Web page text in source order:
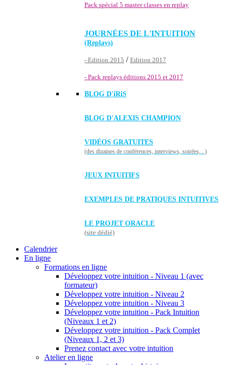
Pack spécial 5 master classes en replay
JOURNÉES DE L'INTUITION
(Replays)
- Edition 2015 / Edition 2017
- Pack replays éditions 2015 et 2017
BLOG D'iRiS
BLOG D'ALEXIS CHAMPION
VIDÉOS GRATUITES
(des dizaines de conférences, interviews, soirées,...)
JEUX INTUITIFS
EXEMPLES DE PRATIQUES INTUITIVES
LE PROJET ORACLE
(site dédié)
Calendrier
En ligne
Formations en ligne
Développez votre intuition - Niveau 1 (avec
formateur)
Développez votre intuition - Niveau 2
Développez votre intuition - Niveau 3
Développez votre intuition - Pack Intuition
(Niveaux 1 et 2)
Développez votre intuition - Pack Complet
(Niveaux 1, 2 et 3)
Prenez contact avec votre intuition
Atelier en ligne